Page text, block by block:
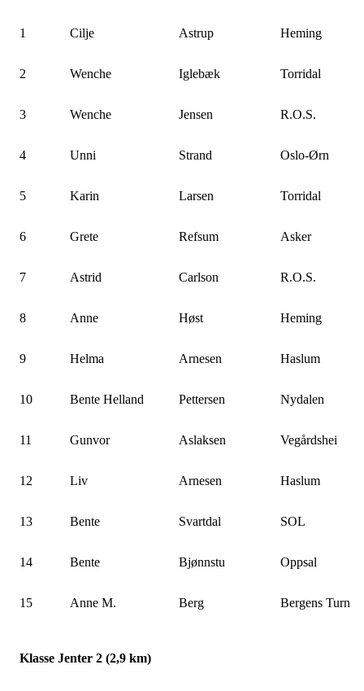
1 Cilje Astrup Heming
2 Wenche Iglebæk Torridal
3 Wenche Jensen R.O.S.
4 Unni Strand Oslo-Ørn
5 Karin Larsen Torridal
6 Grete Refsum Asker
7 Astrid Carlson R.O.S.
8 Anne Høst Heming
9 Helma Arnesen Haslum
10 Bente Helland Pettersen Nydalen
11 Gunvor Aslaksen Vegårdshei
12 Liv Arnesen Haslum
13 Bente Svartdal SOL
14 Bente Bjønnstu Oppsal
15 Anne M. Berg Bergens Turn
Klasse Jenter 2 (2,9 km)